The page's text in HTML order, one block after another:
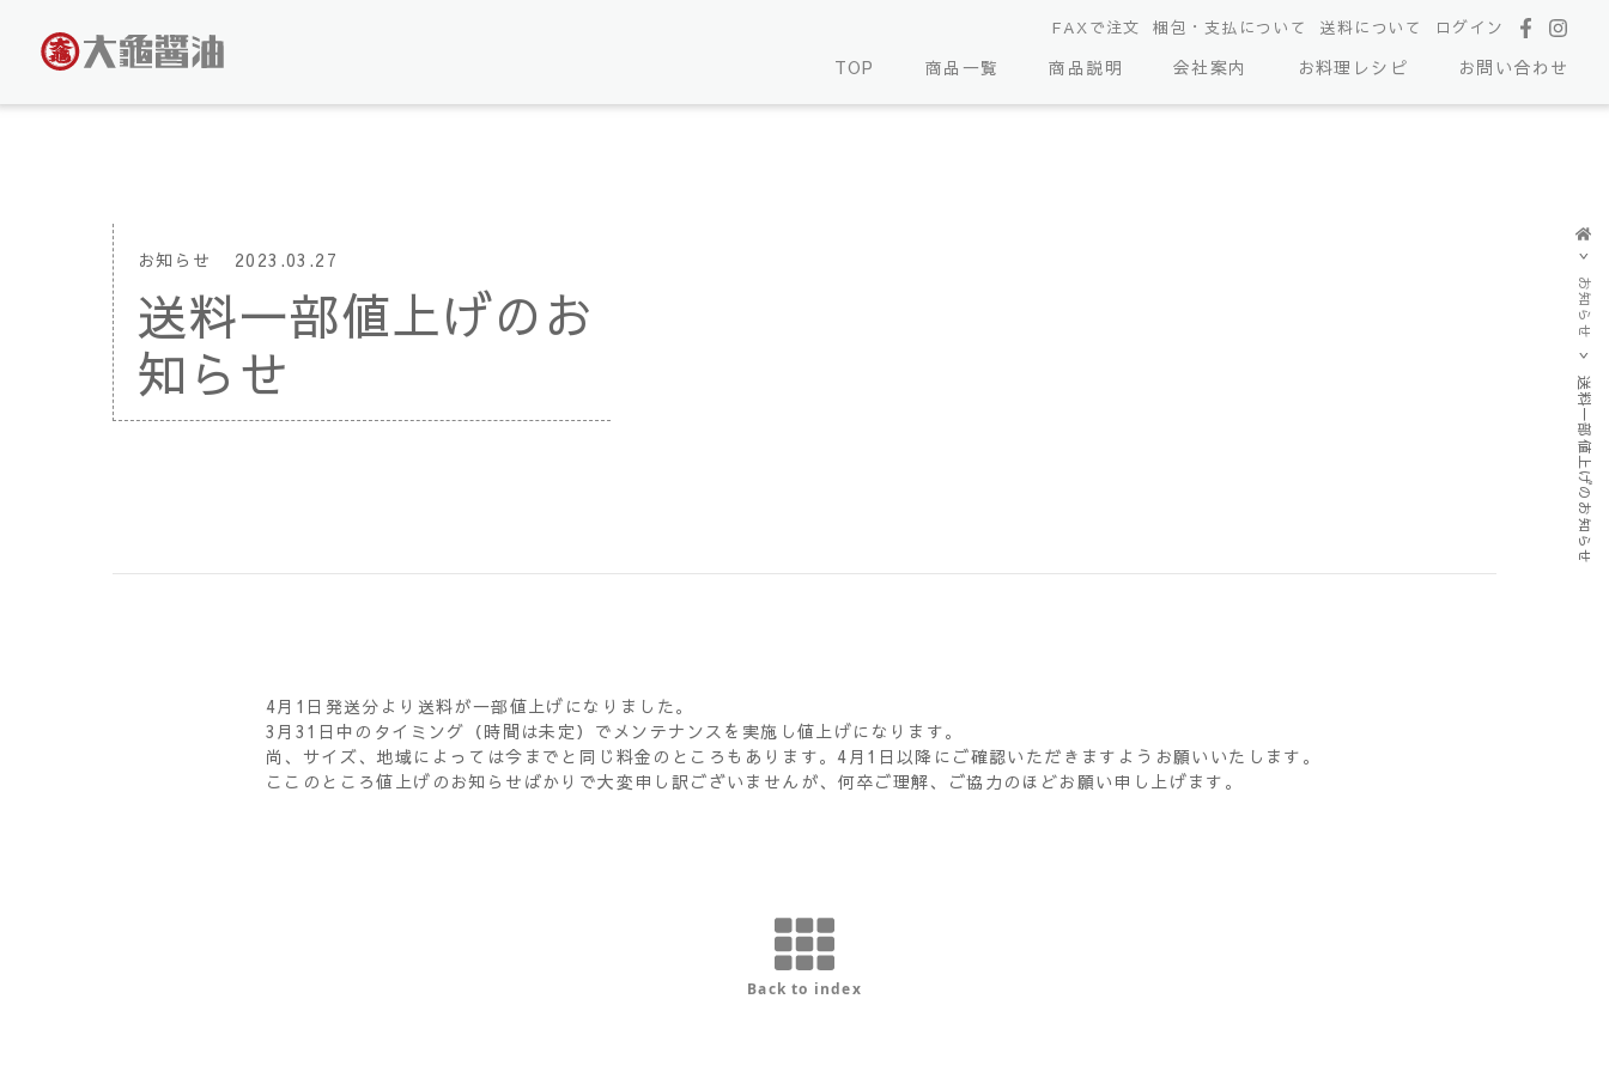
FAXで注文 梱包・支払について 送料について ログイン
TOP 商品一覧 商品説明 会社案内 お料理レシピ お問い合わせ
お知らせ 2023.03.27
送料一部値上げのお
知らせ
お知らせ
送料一部値上げのお知らせ
4月1日発送分より送料が一部値上げになりました。
3月31日中のタイミング（時間は未定）でメンテナンスを実施し値上げになります。
尚、サイズ、地域によっては今までと同じ料金のところもあります。4月1日以降にご確認いただきますようお願いいたします。
ここのところ値上げのお知らせばかりで大変申し訳ございませんが、何卒ご理解、ご協力のほどお願い申し上げます。
Back to index